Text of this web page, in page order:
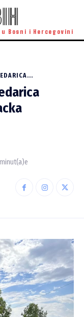
Bosni i Hercegovini
minut(a)e